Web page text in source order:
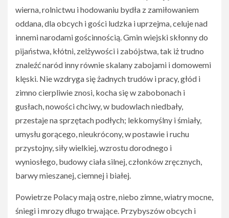
wierna, rolnictwu i hodowaniu bydła z zamiłowaniem
oddana, dla obcych i gości ludzka i uprzejma, celuje nad
innemi narodami gościnnością. Gmin wiejski skłonny do
pijaństwa, kłótni, zelżywości i zabójstwa, tak iż trudno
znaleźć naród inny równie skalany zabojami i domowemi
klęski. Nie wzdryga się żadnych trudów i pracy, głód i
zimno cierpliwie znosi, kocha się w zabobonach i
gusłach, nowości chciwy, w budowlach niedbały,
przestaje na sprzętach podłych; lekkomyślny i śmiały,
umysłu gorącego, nieukrócony, w postawie i ruchu
przystojny, siły wielkiej, wzrostu dorodnego i
wyniosłego, budowy ciała silnej, członków zręcznych,
barwy mieszanej, ciemnej i białej.
Powietrze Polacy mają ostre, niebo zimne, wiatry mocne,
śniegi i mrozy długo trwające. Przybyszów obcych i